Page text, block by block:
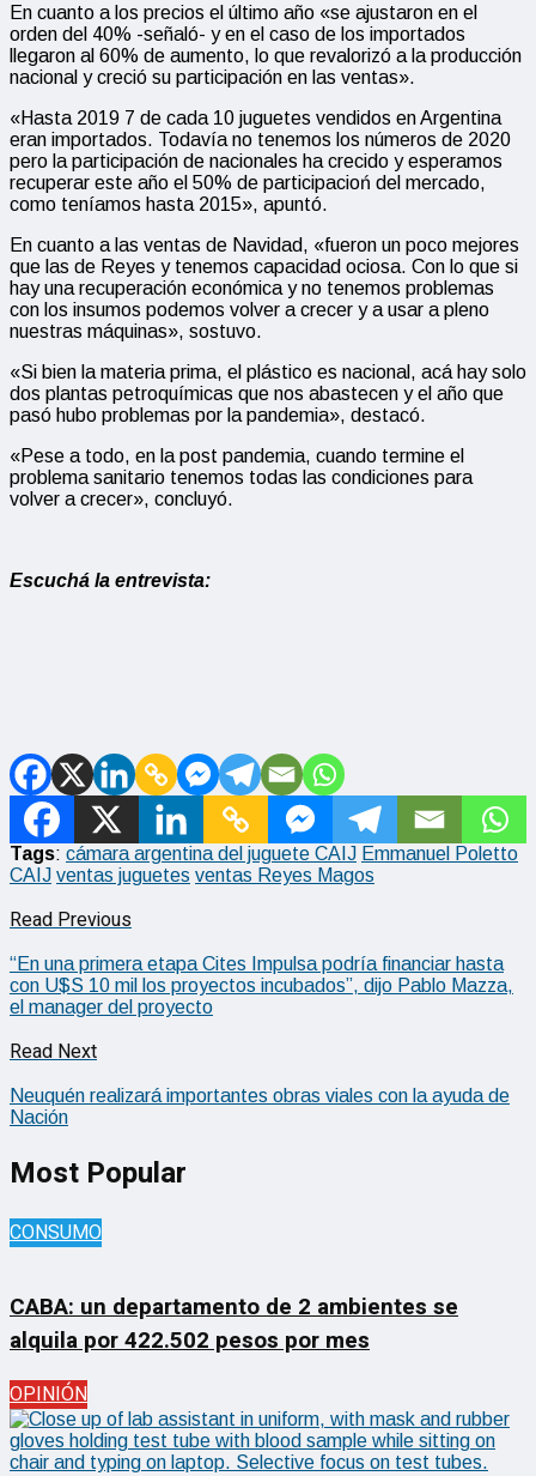
En cuanto a los precios el último año «se ajustaron en el
orden del 40% -señaló- y en el caso de los importados
llegaron al 60% de aumento, lo que revalorizó a la producción
nacional y creció su participación en las ventas».
«Hasta 2019 7 de cada 10 juguetes vendidos en Argentina
eran importados. Todavía no tenemos los números de 2020
pero la participación de nacionales ha crecido y esperamos
recuperar este año el 50% de participacioń del mercado,
como teníamos hasta 2015», apuntó.
En cuanto a las ventas de Navidad, «fueron un poco mejores
que las de Reyes y tenemos capacidad ociosa. Con lo que si
hay una recuperación económica y no tenemos problemas
con los insumos podemos volver a crecer y a usar a pleno
nuestras máquinas», sostuvo.
«Si bien la materia prima, el plástico es nacional, acá hay solo
dos plantas petroquímicas que nos abastecen y el año que
pasó hubo problemas por la pandemia», destacó.
«Pese a todo, en la post pandemia, cuando termine el
problema sanitario tenemos todas las condiciones para
volver a crecer», concluyó.
Escuchá la entrevista:
Tags: cámara argentina del juguete CAIJ Emmanuel Poletto
CAIJ ventas juguetes ventas Reyes Magos
Read Previous
“En una primera etapa Cites Impulsa podría financiar hasta
con U$S 10 mil los proyectos incubados”, dijo Pablo Mazza,
el manager del proyecto
Read Next
Neuquén realizará importantes obras viales con la ayuda de
Nación
Most Popular
CONSUMO
CABA: un departamento de 2 ambientes se
alquila por 422.502 pesos por mes
OPINIÓN